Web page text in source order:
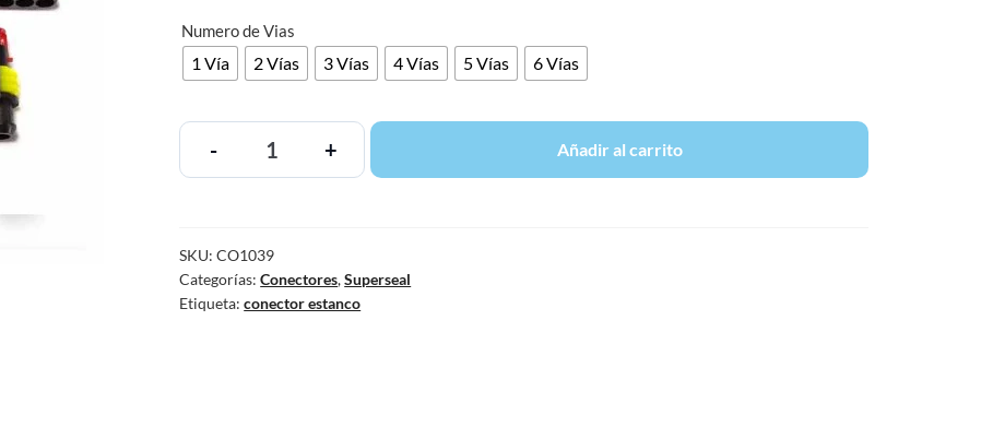
Numero de Vias
1 Vía 2 Vías 3 Vías 4 Vías 5 Vías 6 Vías
- + Añadir al carrito
SKU:CO1039
Categorías:Conectores,Superseal
Etiqueta:conector estanco